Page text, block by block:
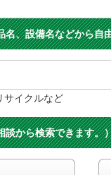
名、設備名などから自
サイクルなど
談から検索できます。